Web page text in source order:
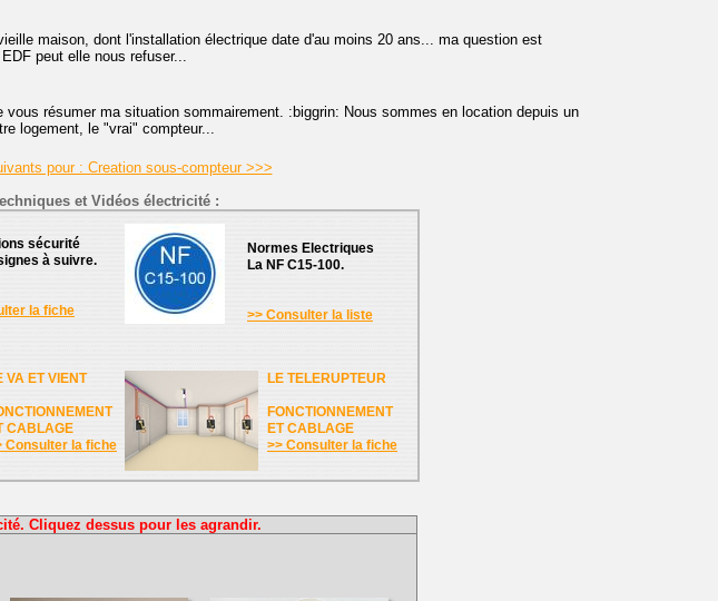
maison, dont l'installation électrique date d'au moins 20 ans... ma question est
peut elle nous refuser...
résumer ma situation sommairement. :biggrin: Nous sommes en location depuis un
logement, le "vrai" compteur...
pour : Creation sous-compteur >>>
et Vidéos électricité :
sécurité
à suivre.
la fiche
Normes Electriques
La NF C15-100.
>> Consulter la liste
VA ET VIENT
CABLAGE
Consulter la fiche
LE TELERUPTEUR
FONCTIONNEMENT
ET CABLAGE
>> Consulter la fiche
Cliquez dessus pour les agrandir.